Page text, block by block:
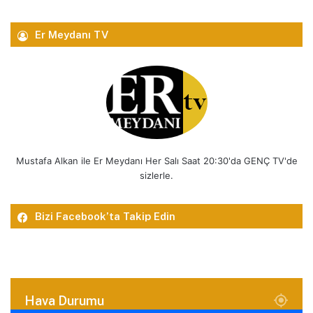
Er Meydanı TV
Mustafa Alkan ile Er Meydanı Her Salı Saat 20:30'da GENÇ TV'de
sizlerle.
Bizi Facebook’ta Takip Edin
Hava Durumu